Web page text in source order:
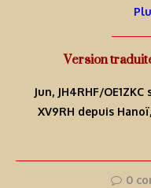
Version
Jun, JH4RHF/
XV9RH depuis
0